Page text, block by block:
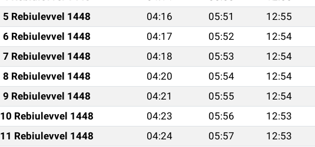
5 Rebiulevvel 1448 04:16 05:51 12:55
6 Rebiulevvel 1448 04:17 05:52 12:54
7 Rebiulevvel 1448 04:18 05:53 12:54
8 Rebiulevvel 1448 04:20 05:54 12:54
9 Rebiulevvel 1448 04:21 05:55 12:54
10 Rebiulevvel 1448 04:23 05:56 12:53
11 Rebiulevvel 1448 04:24 05:57 12:53